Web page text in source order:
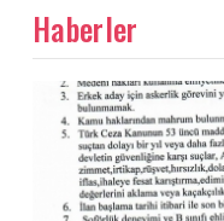
Haberler